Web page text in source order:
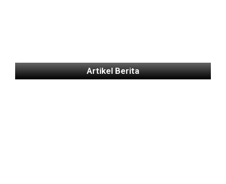
Artikel Berita